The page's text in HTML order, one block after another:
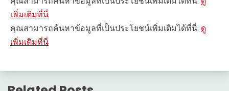
เพิ่มเติมที่นี่
คุณสามารถค้นหาข้อมูลที่เป็นประโยชน์เพิ่มเติมได้ที่นี่: ดู
เพิ่มเติมที่นี่